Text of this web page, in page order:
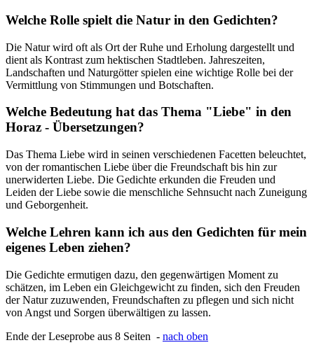
Welche Rolle spielt die Natur in den Gedichten?
Die Natur wird oft als Ort der Ruhe und Erholung dargestellt und
dient als Kontrast zum hektischen Stadtleben. Jahreszeiten,
Landschaften und Naturgötter spielen eine wichtige Rolle bei der
Vermittlung von Stimmungen und Botschaften.
Welche Bedeutung hat das Thema "Liebe" in den
Horaz - Übersetzungen?
Das Thema Liebe wird in seinen verschiedenen Facetten beleuchtet,
von der romantischen Liebe über die Freundschaft bis hin zur
unerwiderten Liebe. Die Gedichte erkunden die Freuden und
Leiden der Liebe sowie die menschliche Sehnsucht nach Zuneigung
und Geborgenheit.
Welche Lehren kann ich aus den Gedichten für mein
eigenes Leben ziehen?
Die Gedichte ermutigen dazu, den gegenwärtigen Moment zu
schätzen, im Leben ein Gleichgewicht zu finden, sich den Freuden
der Natur zuzuwenden, Freundschaften zu pflegen und sich nicht
von Angst und Sorgen überwältigen zu lassen.
Ende der Leseprobe aus 8 Seiten - nach oben